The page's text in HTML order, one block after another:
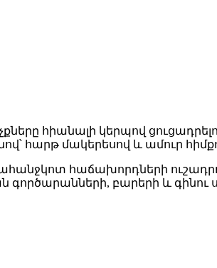
հիանալի կերպով
հարթ մակերեսով և ամուր
հաճախորդների
գործարանների, բարերի և գինու